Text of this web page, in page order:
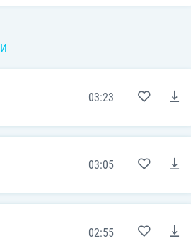
03:23
03:05
02:55